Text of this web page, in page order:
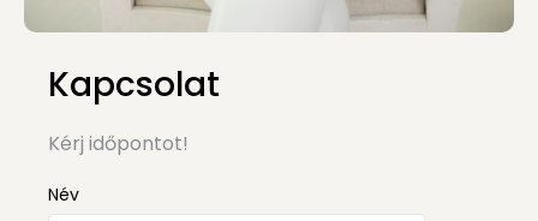
Kapcsolat
Kérj időpontot!
Név